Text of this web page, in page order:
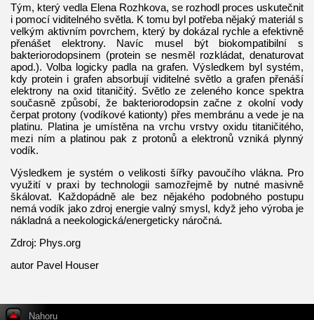
Tým, který vedla Elena Rozhkova, se rozhodl proces uskutečnit
i pomocí viditelného světla. K tomu byl potřeba nějaký materiál s
velkým aktivním povrchem, který by dokázal rychle a efektivně
přenášet elektrony. Navíc musel být biokompatibilní s
bakteriorodopsinem (protein se nesměl rozkládat, denaturovat
apod.). Volba logicky padla na grafen. Výsledkem byl systém,
kdy protein i grafen absorbují viditelné světlo a grafen přenáší
elektrony na oxid titaničitý. Světlo ze zeleného konce spektra
současně způsobí, že bakteriorodopsin začne z okolní vody
čerpat protony (vodíkové kationty) přes membránu a vede je na
platinu. Platina je umístěna na vrchu vrstvy oxidu titaničitého,
mezi ním a platinou pak z protonů a elektronů vzniká plynný
vodík.
Výsledkem je systém o velikosti šířky pavoučího vlákna. Pro
využití v praxi by technologii samozřejmě by nutné masivně
škálovat. Každopádně ale bez nějakého podobného postupu
nemá vodík jako zdroj energie valný smysl, když jeho výroba je
nákladná a neekologická/energeticky náročná.
Zdroj: Phys.org
autor Pavel Houser
Nahoru